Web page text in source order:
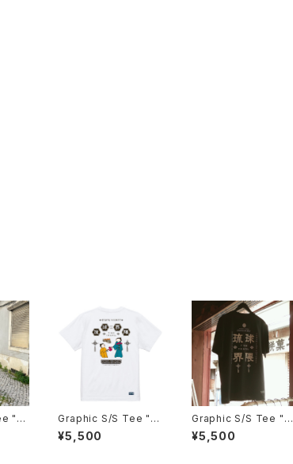
"T
Graphic S/S Tee "琉
球界隈 珈琲時間"
¥5,500
Graphic S/S Tee "琉
球界隈KANJI"
¥5,500